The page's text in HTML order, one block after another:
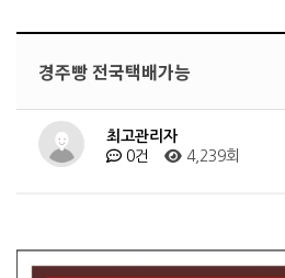
경주빵 전국택배가능
최고관리자
0건
4,239회